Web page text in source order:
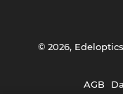
AGB
© 2026,